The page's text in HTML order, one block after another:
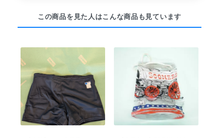
この商品を見た人はこんな商品も見ています